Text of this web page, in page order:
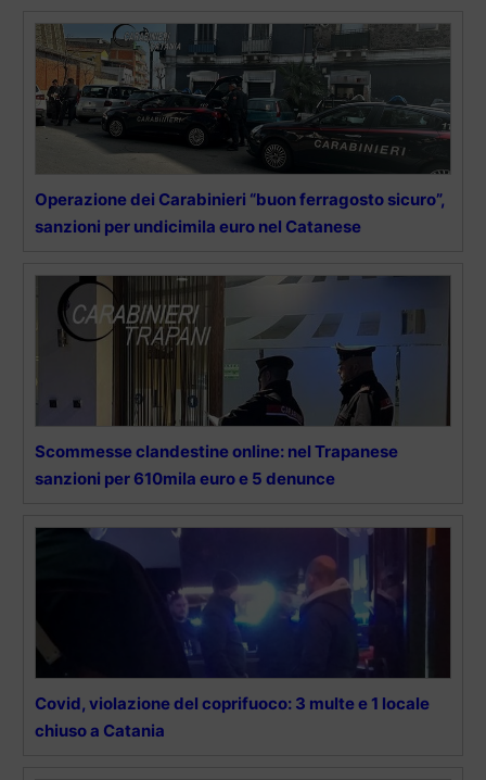
Operazione dei Carabinieri “buon ferragosto sicuro”,
sanzioni per undicimila euro nel Catanese
Scommesse clandestine online: nel Trapanese
sanzioni per 610mila euro e 5 denunce
Covid, violazione del coprifuoco: 3 multe e 1 locale
chiuso a Catania